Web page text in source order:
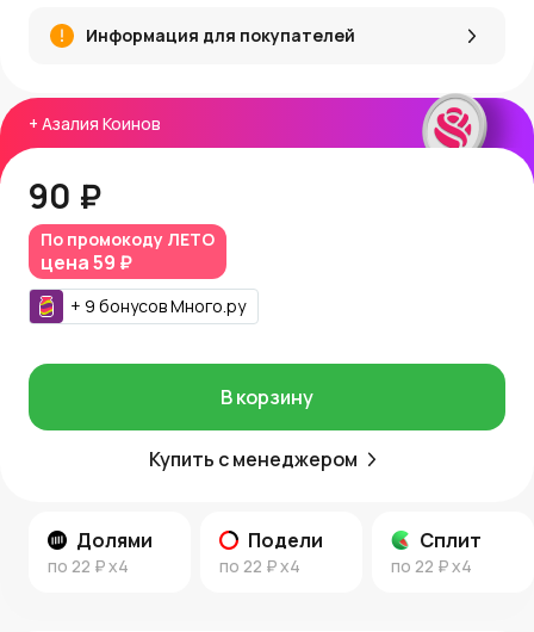
+ Азалия Коинов
90 ₽
По промокоду ЛЕТО
цена59 ₽
+ 9 бонусовМного.ру
В корзину
Купить с менеджером
Долями
по 22 ₽x4
Подели
по 22 ₽x4
Сплит
по 22 ₽x4
Артикул: LA602-28.
Поддон для горшка можно купить на AzaliaNow с
доставкой по Москве и Московской области. За покупку
начисляютсяАзалия Коины, позволяющие получать
Больше идей
Дополнительные советы и вдохновение для ухода за
растениями ищите вновостях AzaliaNow
декоре и цветах.
Информация для покупателей